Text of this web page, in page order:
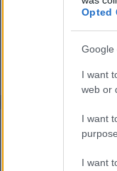
Opted
Google
I want
web or
I want
I want